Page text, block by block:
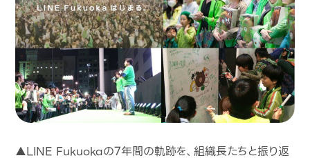
▲LINE Fukuokaの7年間の軌跡を、組織長たちと振り返